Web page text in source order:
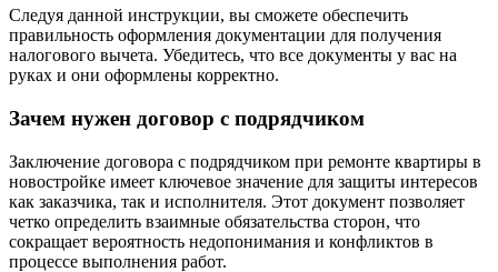
Следуя данной инструкции, вы сможете обеспечить
правильность оформления документации для получения
налогового вычета. Убедитесь, что все документы у вас на
руках и они оформлены корректно.
Зачем нужен договор с подрядчиком
Заключение договора с подрядчиком при ремонте квартиры в
новостройке имеет ключевое значение для защиты интересов
как заказчика, так и исполнителя. Этот документ позволяет
четко определить взаимные обязательства сторон, что
сокращает вероятность недопонимания и конфликтов в
процессе выполнения работ.